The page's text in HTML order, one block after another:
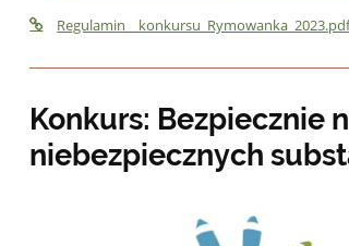
Konkurs: Bezpiecznie
niebezpiecznych